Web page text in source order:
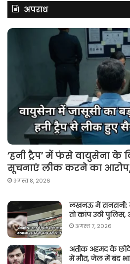
अपराध
‘हनी ट्रैप’ में फंसे वायुसेना के
सूचनाएं लीक करने का
अगस्त 8, 2026
लखनऊ में सनसनी:
तो कांप उठी पुलिस,
अगस्त 7, 2026
अतीक अहमद के
में मौत, जेल में बंद